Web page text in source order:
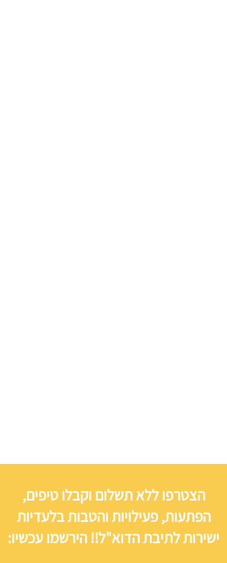
הצטרפו ללא תשלום וקבלו טיפים,
הפתעות, פעילויות והטבות בלעדיות
ישירות לתיבת הדוא"ל!! הירשמו עכשיו: